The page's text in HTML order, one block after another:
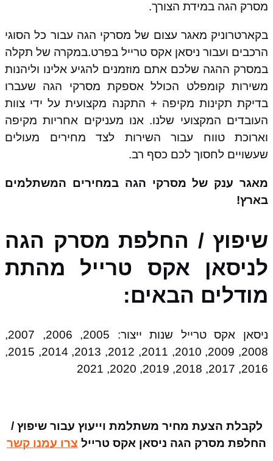
מסרק הגה במידת הצורך.
בקארטרוניק מאגר עצום של מסרקי הגה עבור כל הסוגי
הרכבים ועבור ניסאן אקס טרייל בפרט.במקרה של תקלה
במסרק ההגה שלכם אתם מוזמנים להגיע אלינו וליהנות
משירות קומפלט הכולל אספקת מסרקי הגה שעברו
בדיקת תקינות מקיפה + התקנה מקצועית על ידי צוות
העובדים המקצועי שלנו. אנו מעניקים אחריות מקיפה
וארוכת טווח עבור השירות לצד מחירים מעולים
שעשויים לחסוך לכם כסף רב.
מאגר ענק של מסרקי הגה במחירים המשתלמים
בארץ!
שיפוץ / החלפת מסרק הגה
לניסאן אקס טרייל מהתת
מודלים הבאים:
ניסאן אקס טרייל שנות ייצור: 2005, 2006, 2007,
2008, 2009, 2010, 2011, 2012, 2013, 2014, 2015,
2016, 2017, 2018, 2019, 2020, 2021
לקבלת הצעת מחיר משתלמת וייעוץ עבור שיפוץ /
החלפת מסרק הגה ניסאן אקס טרייל צרו עמנו קשר